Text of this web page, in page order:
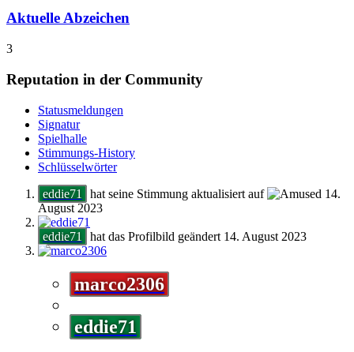
Aktuelle Abzeichen
3
Reputation in der Community
Statusmeldungen
Signatur
Spielhalle
Stimmungs-History
Schlüsselwörter
eddie71
hat seine Stimmung aktualisiert auf
14.
August 2023
eddie71 hat das Profilbild geändert 14. August 2023
marco2306
eddie71